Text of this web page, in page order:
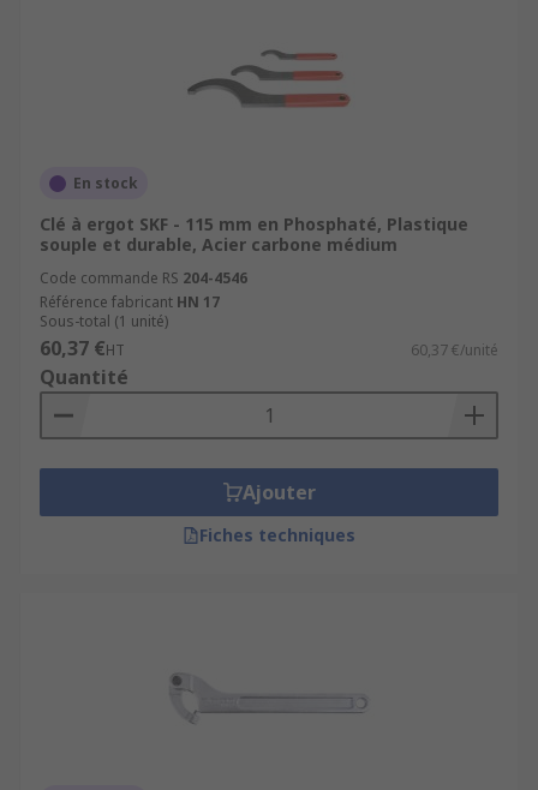
En stock
Clé à ergot SKF - 115 mm en Phosphaté, Plastique
souple et durable, Acier carbone médium
Code commande RS 204-4546
Référence fabricant HN 17
Sous-total (1 unité)
60,37 €HT 60,37 €/unité
Quantité
Ajouter
Fiches techniques